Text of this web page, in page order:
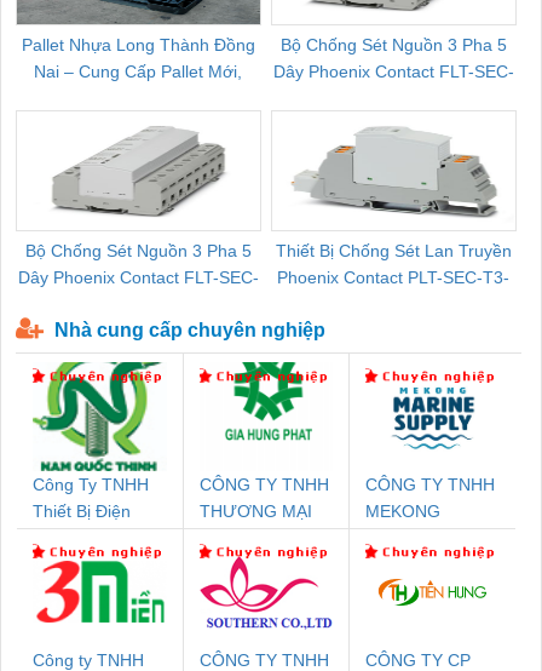
Pallet Nhựa Long Thành Đồng
Nai – Cung Cấp Pallet Mới,
Bộ Chống Sét Nguồn 3 Pha 5
Dây Phoenix Contact FLT-SEC-
Bộ Chống Sét Nguồn 3 Pha 5
Dây Phoenix Contact FLT-SEC-
Thiết Bị Chống Sét Lan Truyền
Phoenix Contact PLT-SEC-T3-
Nhà cung cấp chuyên nghiệp
Công Ty TNHH
Thiết Bị Điện
CÔNG TY TNHH
THƯƠNG MẠI
THUẬT ĐIỆN CƠ
GIA HƯNG
PHÁT
CÔNG TY TNHH
MEKONG
SUPPLY
Công ty TNHH
CÔNG TY TNHH
CÔNG TY CP